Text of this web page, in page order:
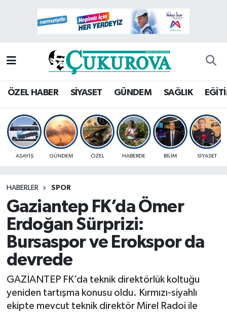
ÖZEL HABER SİYASET GÜNDEM SAĞLIK
ASAYİŞ GÜNDEM ÖZEL HABERDE BİLİM SİYASET
HABERLER SPOR
Gaziantep FK’da Ömer
Erdoğan Sürprizi:
Bursaspor ve Erokspor da
devrede
GAZİANTEP FK’da teknik direktörlük koltuğu
yeniden tartışma konusu oldu. Kırmızı-siyahlı
ekipte mevcut teknik direktör Mirel Radoi ile
Mersin Hava Durumu
Mersin Namaz Vakitleri
Mersin Trafik Yoğunluk Haritası
Süper Lig Puan Durumu ve Fikstür
Haber Arşivi